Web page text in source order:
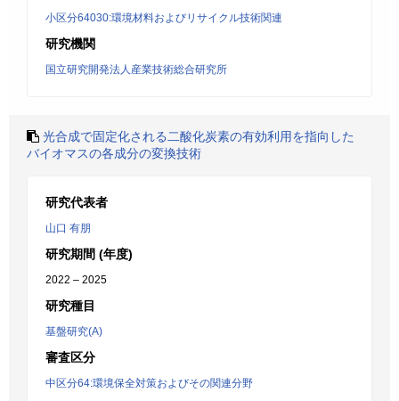
小区分64030:環境材料およびリサイクル技術関連
研究機関
国立研究開発法人産業技術総合研究所
光合成で固定化される二酸化炭素の有効利用を指向した
バイオマスの各成分の変換技術
研究代表者
山口 有朋
研究期間 (年度)
2022 – 2025
研究種目
基盤研究(A)
審査区分
中区分64:環境保全対策およびその関連分野